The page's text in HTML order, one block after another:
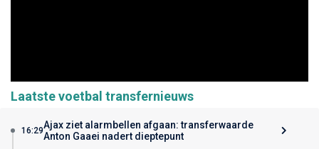
Laatste voetbal transfernieuws
16:29Ajax ziet alarmbellen afgaan: transferwaarde
Anton Gaaei nadert dieptepunt